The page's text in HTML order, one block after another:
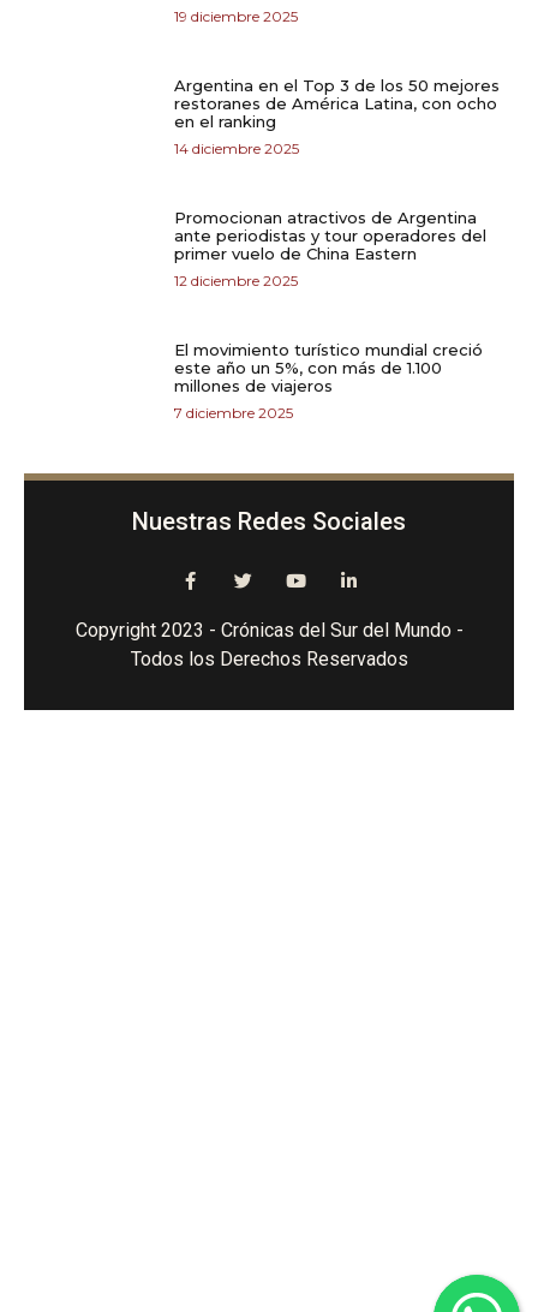
19 diciembre 2025
Argentina en el Top 3 de los 50 mejores
restoranes de América Latina, con ocho
en el ranking
14 diciembre 2025
Promocionan atractivos de Argentina
ante periodistas y tour operadores del
primer vuelo de China Eastern
12 diciembre 2025
El movimiento turístico mundial creció
este año un 5%, con más de 1.100
millones de viajeros
7 diciembre 2025
Nuestras Redes Sociales
Copyright 2023 - Crónicas del Sur del Mundo -
Todos los Derechos Reservados